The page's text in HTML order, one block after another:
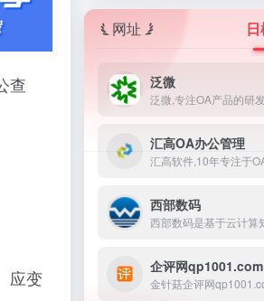
查
应变
网址
泛微
泛微,专注OA产品的研发
汇高OA办公管理
汇高软件,10年专注于
西部数码
西部数码是基于云计算
企评网qp1001.com
金针菇企评网